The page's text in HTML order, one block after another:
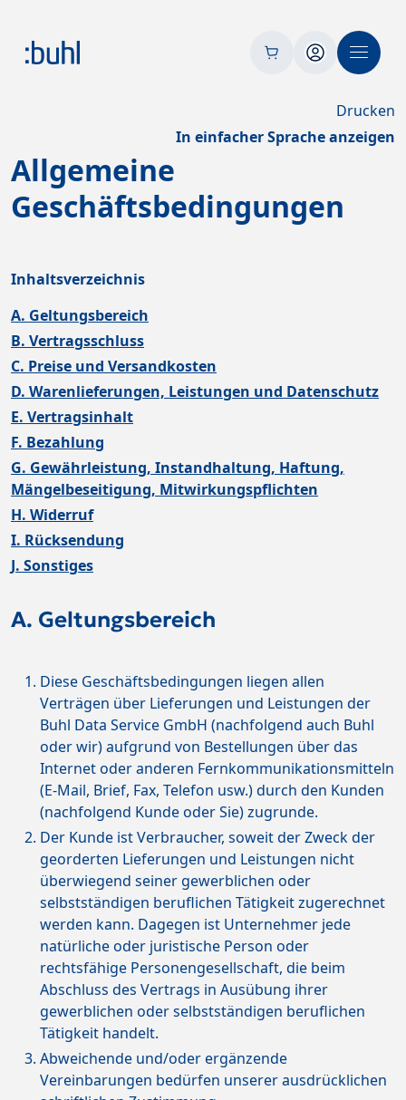
Drucken
In einfacher Sprache anzeigen
Allgemeine
Geschäftsbedingungen
Inhaltsverzeichnis
A. Geltungsbereich
B. Vertragsschluss
C. Preise und Versandkosten
D. Warenlieferungen, Leistungen und Datenschutz
E. Vertragsinhalt
F. Bezahlung
G. Gewährleistung, Instandhaltung, Haftung,
Mängelbeseitigung, Mitwirkungspflichten
H. Widerruf
I. Rücksendung
J. Sonstiges
A. Geltungsbereich
Diese Geschäftsbedingungen liegen allen
Verträgen über Lieferungen und Leistungen der
Buhl Data Service GmbH (nachfolgend auch Buhl
oder wir) aufgrund von Bestellungen über das
Internet oder anderen Fernkommunikationsmitteln
(E-Mail, Brief, Fax, Telefon usw.) durch den Kunden
(nachfolgend Kunde oder Sie) zugrunde.
Der Kunde ist Verbraucher, soweit der Zweck der
georderten Lieferungen und Leistungen nicht
überwiegend seiner gewerblichen oder
selbstständigen beruflichen Tätigkeit zugerechnet
werden kann. Dagegen ist Unternehmer jede
natürliche oder juristische Person oder
rechtsfähige Personengesellschaft, die beim
Abschluss des Vertrags in Ausübung ihrer
gewerblichen oder selbstständigen beruflichen
Tätigkeit handelt.
Abweichende und/oder ergänzende
Vereinbarungen bedürfen unserer ausdrücklichen